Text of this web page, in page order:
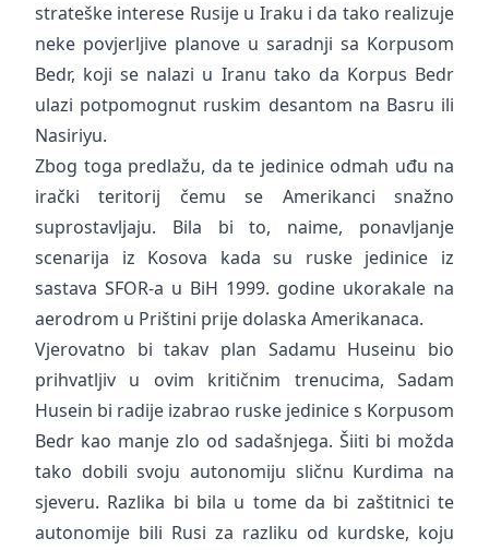
strateške interese Rusije u Iraku i da tako realizuje
neke povjerljive planove u saradnji sa Korpusom
Bedr, koji se nalazi u Iranu tako da Korpus Bedr
ulazi potpomognut ruskim desantom na Basru ili
Nasiriyu.
Zbog toga predlažu, da te jedinice odmah uđu na
irački teritorij čemu se Amerikanci snažno
suprostavljaju. Bila bi to, naime, ponavljanje
scenarija iz Kosova kada su ruske jedinice iz
sastava SFOR-a u BiH 1999. godine ukorakale na
aerodrom u Prištini prije dolaska Amerikanaca.
Vjerovatno bi takav plan Sadamu Huseinu bio
prihvatljiv u ovim kritičnim trenucima, Sadam
Husein bi radije izabrao ruske jedinice s Korpusom
Bedr kao manje zlo od sadašnjega. Šiiti bi možda
tako dobili svoju autonomiju sličnu Kurdima na
sjeveru. Razlika bi bila u tome da bi zaštitnici te
autonomije bili Rusi za razliku od kurdske, koju